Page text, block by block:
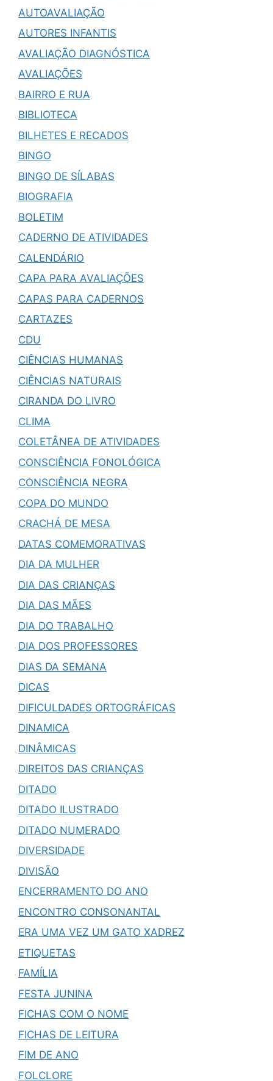
AUTOAVALIAÇÃO
AUTORES INFANTIS
AVALIAÇÃO DIAGNÓSTICA
AVALIAÇÕES
BAIRRO E RUA
BIBLIOTECA
BILHETES E RECADOS
BINGO
BINGO DE SÍLABAS
BIOGRAFIA
BOLETIM
CADERNO DE ATIVIDADES
CALENDÁRIO
CAPA PARA AVALIAÇÕES
CAPAS PARA CADERNOS
CARTAZES
CDU
CIÊNCIAS HUMANAS
CIÊNCIAS NATURAIS
CIRANDA DO LIVRO
CLIMA
COLETÂNEA DE ATIVIDADES
CONSCIÊNCIA FONOLÓGICA
CONSCIÊNCIA NEGRA
COPA DO MUNDO
CRACHÁ DE MESA
DATAS COMEMORATIVAS
DIA DA MULHER
DIA DAS CRIANÇAS
DIA DAS MÃES
DIA DO TRABALHO
DIA DOS PROFESSORES
DIAS DA SEMANA
DICAS
DIFICULDADES ORTOGRÁFICAS
DINAMICA
DINÂMICAS
DIREITOS DAS CRIANÇAS
DITADO
DITADO ILUSTRADO
DITADO NUMERADO
DIVERSIDADE
DIVISÃO
ENCERRAMENTO DO ANO
ENCONTRO CONSONANTAL
ERA UMA VEZ UM GATO XADREZ
ETIQUETAS
FAMÍLIA
FESTA JUNINA
FICHAS COM O NOME
FICHAS DE LEITURA
FIM DE ANO
FOLCLORE